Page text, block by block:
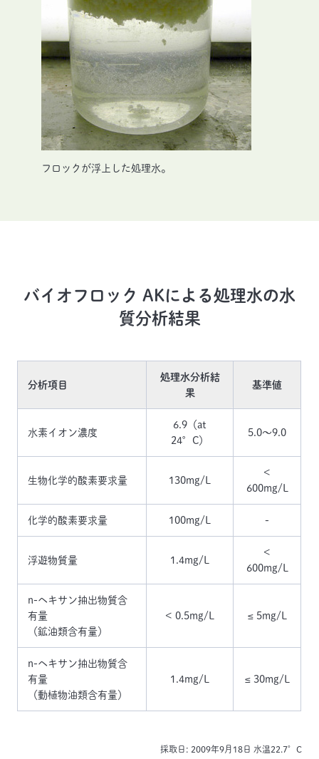
フロックが浮上した処理水。
バイオフロック AKによる処理水の水
質分析結果
分析項目
処理水分析結
果
基準値
水素イオン濃度
6.9（at
24°C）
5.0〜9.0
生物化学的酸素要求量 130mg/L
<
600mg/L
化学的酸素要求量 100mg/L -
浮遊物質量 1.4mg/L
<
600mg/L
n-ヘキサン抽出物質含
有量
（鉱油類含有量）
< 0.5mg/L ≤ 5mg/L
n-ヘキサン抽出物質含
有量
（動植物油類含有量）
1.4mg/L ≤ 30mg/L
採取日: 2009年9月18日 水温22.7°C